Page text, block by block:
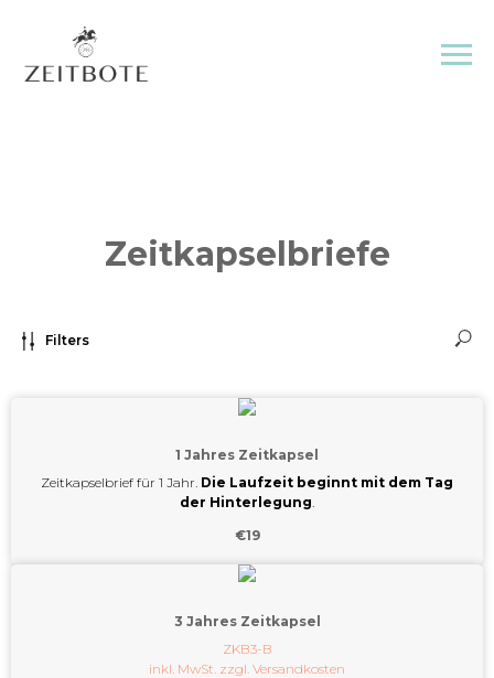
Zeitkapselbriefe
Filters
1 Jahres Zeitkapsel
Zeitkapselbrief für 1 Jahr. Die Laufzeit beginnt mit dem Tag
der Hinterlegung.
€19
3 Jahres Zeitkapsel
ZKB3-B
inkl. MwSt. zzgl. Versandkosten